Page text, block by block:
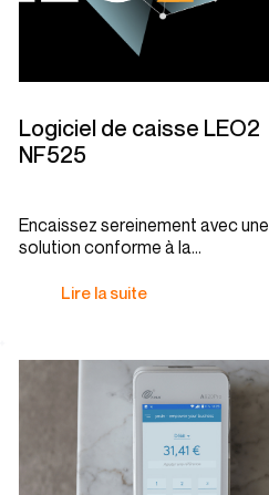
Logiciel de caisse LEO2
NF525
Encaissez sereinement avec une
solution conforme à la
Lire la suite